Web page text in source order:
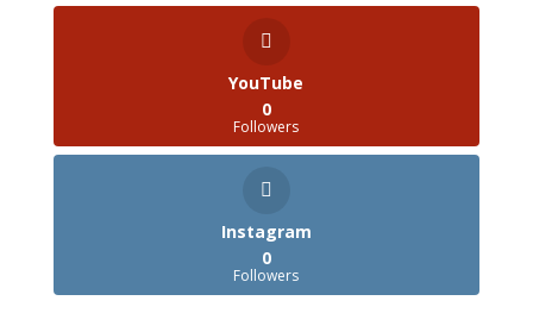
YouTube
0
Followers
Instagram
0
Followers